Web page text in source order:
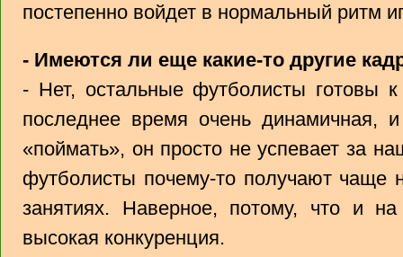
постепенно войдет в нормальный ритм
- Имеются ли еще какие-то другие
- Нет, остальные футболисты готовы
последнее время очень динамичная,
«поймать», он просто не успевает за
футболисты почему-то получают чаще
занятиях. Наверное, потому, что и
высокая конкуренция.